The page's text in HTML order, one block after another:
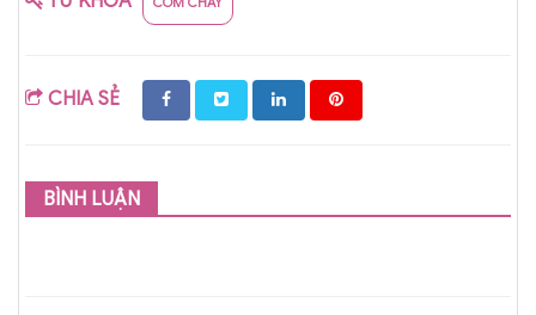
CHIA SẺ
BÌNH LUẬN